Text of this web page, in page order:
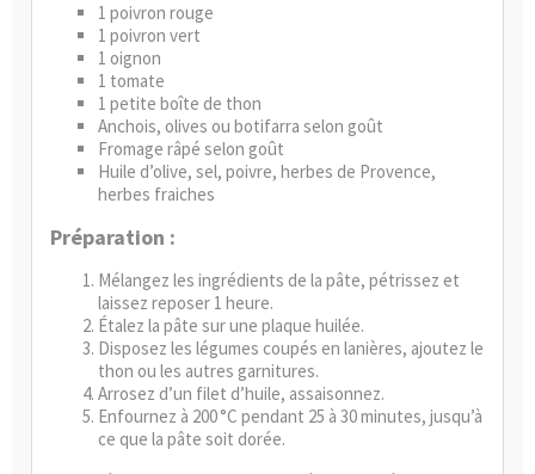
1 poivron rouge
1 poivron vert
1 oignon
1 tomate
1 petite boîte de thon
Anchois, olives ou botifarra selon goût
Fromage râpé selon goût
Huile d’olive, sel, poivre, herbes de Provence,
herbes fraiches
Préparation :
Mélangez les ingrédients de la pâte, pétrissez et
laissez reposer 1 heure.
Étalez la pâte sur une plaque huilée.
Disposez les légumes coupés en lanières, ajoutez le
thon ou les autres garnitures.
Arrosez d’un filet d’huile, assaisonnez.
Enfournez à 200 °C pendant 25 à 30 minutes, jusqu’à
ce que la pâte soit dorée.